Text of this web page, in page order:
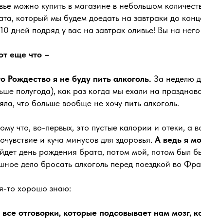
можно купить в магазине в небольшом
который мы будем доедать на завтраки до
дней подряд у вас на завтрак оливье! Вы на
еще что –
Рождество я не буду пить алкоголь. За неделю
полугода), как раз когда мы ехали на
что больше вообще не хочу пить алкоголь.
что, во-первых, это пустые калории и отеки, а
и куча минусов для здоровья. А ведь я
день рождения брата, потом мой, потом был
дело бросать алкоголь перед поездкой во
то хорошо знаю:
отговорки, которые подсовывает нам мозг,